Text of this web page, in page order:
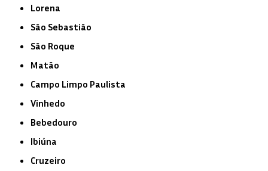
Lorena
São Sebastião
São Roque
Matão
Campo Limpo Paulista
Vinhedo
Bebedouro
Ibiúna
Cruzeiro